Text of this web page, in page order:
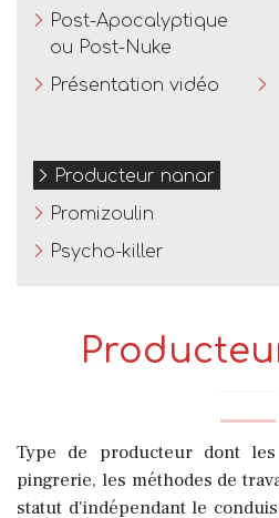
Post-Apocalyptique
ou Post-Nuke
Présentation vidéo
Producteur nanar
Promizoulin
Psycho-killer
Type de producteur dont
pingrerie, les méthodes de
statut d'indépendant le